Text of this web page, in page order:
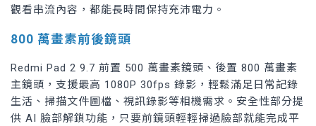
觀看串流內容，都能長時間保持充沛電力。
800 萬畫素前後鏡頭
Redmi Pad 2 9.7 前置 500 萬畫素鏡頭、後置 800 萬畫素
主鏡頭，支援最高 1080P 30fps 錄影，輕鬆滿足日常記錄
生活、掃描文件圖檔、視訊錄影等相機需求。安全性部分提
供 AI 臉部解鎖功能，只要前鏡頭輕輕掃過臉部就能完成平